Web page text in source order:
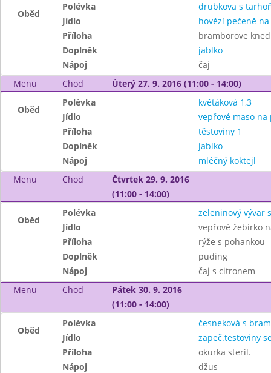
Oběd
Polévka
drubkova s
Jídlo
hovězí pečeně
Příloha
bramborove
Doplněk
jablko
Nápoj
čaj
Menu
Chod Úterý 27. 9. 2016 (11:00 - 14:00)
Oběd
Polévka
květáková 1,3
Jídlo
vepřové maso na
Příloha
těstoviny 1
Doplněk
jablko
Nápoj
mléčný koktejl
Menu
Chod
Čtvrtek 29. 9. 2016
(11:00 - 14:00)
Oběd
Polévka
zeleninový vývar
Jídlo
vepřové žebírko
Příloha
rýže s pohankou
Doplněk
puding
Nápoj
čaj s citronem
Menu
Chod
Pátek 30. 9. 2016
(11:00 - 14:00)
Oběd
Polévka
česneková s
Jídlo
zapeč.testoviny
Příloha
okurka steril.
Nápoj
džus